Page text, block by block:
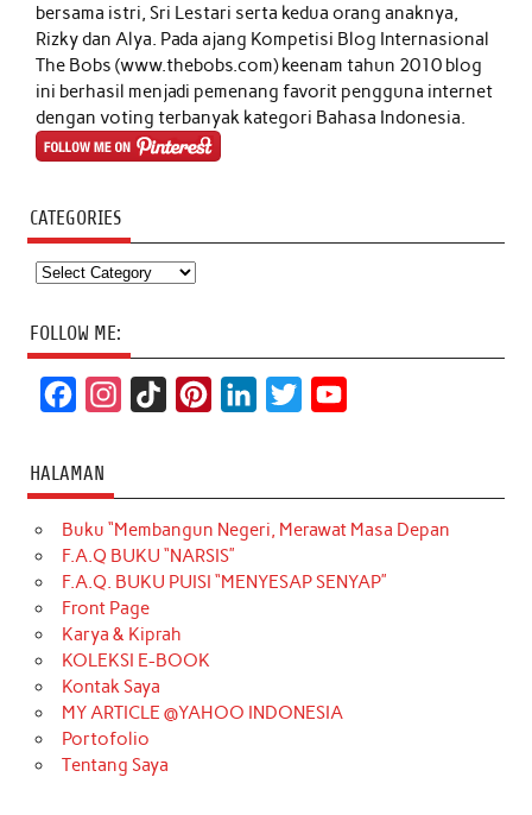
bersama istri, Sri Lestari serta kedua orang anaknya,
Rizky dan Alya. Pada ajang Kompetisi Blog Internasional
The Bobs (www.thebobs.com) keenam tahun 2010 blog
ini berhasil menjadi pemenang favorit pengguna internet
dengan voting terbanyak kategori Bahasa Indonesia.
CATEGORIES
Categories
FOLLOW ME:
c
e
b
o
o
k
t
a
g
r
a
m
T
o
k
t
e
r
k
e
d
t
t
e
T
u
b
HALAMAN
Buku “Membangun Negeri, Merawat Masa Depan
F.A.Q BUKU “NARSIS”
F.A.Q. BUKU PUISI “MENYESAP SENYAP”
Front Page
Karya & Kiprah
KOLEKSI E-BOOK
Kontak Saya
MY ARTICLE @YAHOO INDONESIA
Portofolio
Tentang Saya